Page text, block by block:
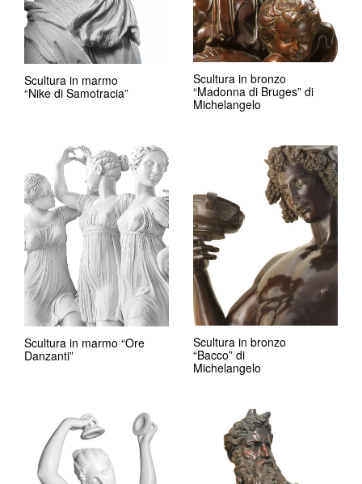
Scultura in marmo
“Nike di Samotracia”
Scultura in bronzo
“Madonna di Bruges” di
Michelangelo
Scultura in marmo “Ore
Danzanti”
Scultura in bronzo
“Bacco” di
Michelangelo